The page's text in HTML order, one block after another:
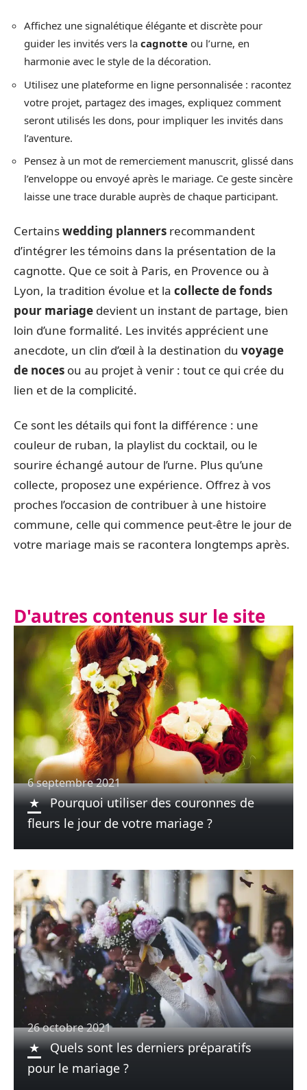
Affichez une signalétique élégante et discrète pour
guider les invités vers la cagnotte ou l’urne, en
harmonie avec le style de la décoration.
Utilisez une plateforme en ligne personnalisée : racontez
votre projet, partagez des images, expliquez comment
seront utilisés les dons, pour impliquer les invités dans
l’aventure.
Pensez à un mot de remerciement manuscrit, glissé dans
l’enveloppe ou envoyé après le mariage. Ce geste sincère
laisse une trace durable auprès de chaque participant.
Certainswedding planners recommandent
d’intégrer les témoins dans la présentation de la
cagnotte. Que ce soit à Paris, en Provence ou à
Lyon, la tradition évolue et la collecte de fonds
pour mariage devient un instant de partage, bien
loin d’une formalité. Les invités apprécient une
anecdote, un clin d’œil à la destination du voyage
de noces ou au projet à venir : tout ce qui crée du
lien et de la complicité.
Ce sont les détails qui font la différence : une
couleur de ruban, la playlist du cocktail, ou le
sourire échangé autour de l’urne. Plus qu’une
collecte, proposez une expérience. Offrez à vos
proches l’occasion de contribuer à une histoire
commune, celle qui commence peut-être le jour de
votre mariage mais se racontera longtemps après.
D'autres contenus sur le site
6 septembre 2021
Pourquoi utiliser des couronnes de
fleurs le jour de votre mariage ?
26 octobre 2021
Quels sont les derniers préparatifs
pour le mariage ?